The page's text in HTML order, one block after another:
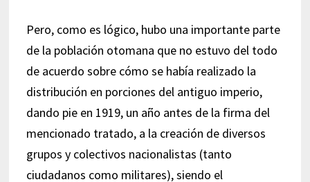
Pero, como es lógico, hubo una importante parte
de la población otomana que no estuvo del todo
de acuerdo sobre cómo se había realizado la
distribución en porciones del antiguo imperio,
dando pie en 1919, un año antes de la firma del
mencionado tratado, a la creación de diversos
grupos y colectivos nacionalistas (tanto
ciudadanos como militares), siendo el